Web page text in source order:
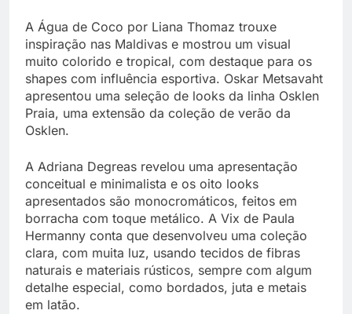
A Água de Coco por Liana Thomaz trouxe
inspiração nas Maldivas e mostrou um visual
muito colorido e tropical, com destaque para os
shapes com influência esportiva. Oskar Metsavaht
apresentou uma seleção de looks da linha Osklen
Praia, uma extensão da coleção de verão da
Osklen.
A Adriana Degreas revelou uma apresentação
conceitual e minimalista e os oito looks
apresentados são monocromáticos, feitos em
borracha com toque metálico. A Vix de Paula
Hermanny conta que desenvolveu uma coleção
clara, com muita luz, usando tecidos de fibras
naturais e materiais rústicos, sempre com algum
detalhe especial, como bordados, juta e metais
em latão.